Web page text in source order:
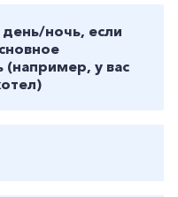
ночь, если
(например, у вас